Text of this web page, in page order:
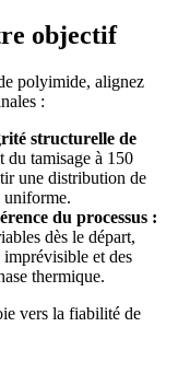
objectif
polyimide, alignez
:
structurelle de
du tamisage à 150
une distribution de
uniforme.
du processus :
dès le départ,
imprévisible et des
thermique.
vers la fiabilité de